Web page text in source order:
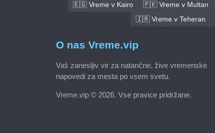
🇪🇬 Vreme v Kairo 🇵🇰 Vreme v Multan
🇮🇷 Vreme v Teheran
O nas Vreme.vip
Vaš zanesljiv vir za natančne, žive vremenske
napovedi za mesta po vsem svetu.
Vreme.vip © 2026. Vse pravice pridržane.